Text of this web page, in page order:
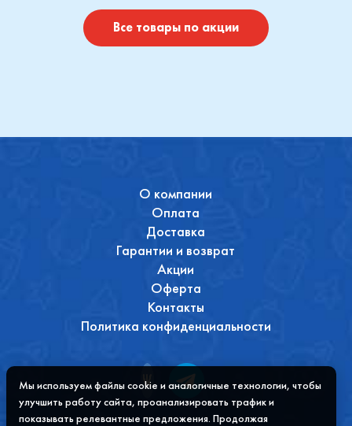
Купить
Все товары по акции
О компании
Оплата
Доставка
Гарантии и возврат
Акции
Оферта
Контакты
Политика конфиденциальности
Мы используем файлы cookie и аналогичные технологии, чтобы
улучшить работу сайта, проанализировать трафик и
показывать релевантные предложения. Продолжая